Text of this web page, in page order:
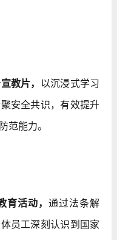
教片， 以沉浸式学习
安全共识，有效提升
范能力。
育活动，通过法条解
员工深刻认识到国家